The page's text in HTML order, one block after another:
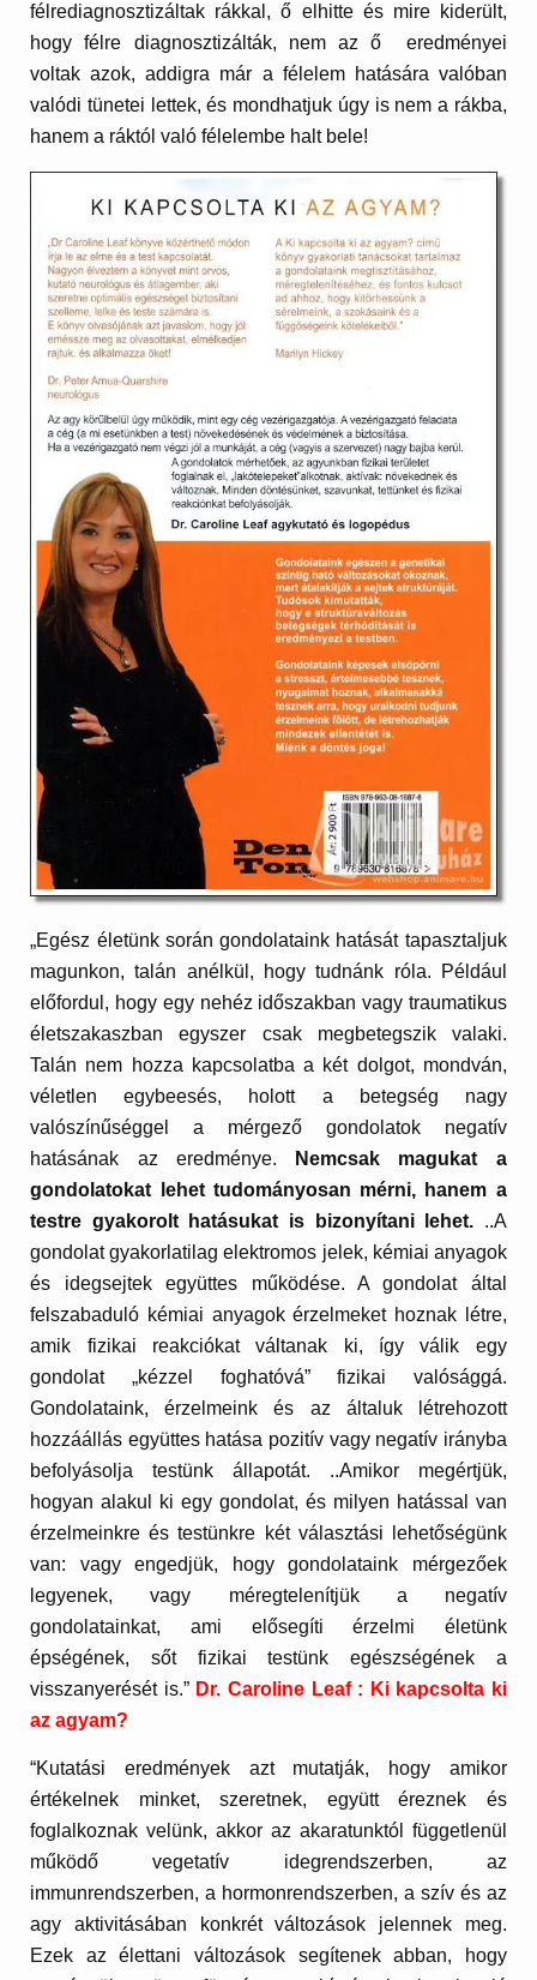
félrediagnosztizáltak rákkal, ő elhitte és mire kiderült,
hogy félre diagnosztizálták, nem az ő eredményei
voltak azok, addigra már a félelem hatására valóban
valódi tünetei lettek, és mondhatjuk úgy is nem a rákba,
hanem a ráktól való félelembe halt bele!
„Egész életünk során gondolataink hatását tapasztaljuk
magunkon, talán anélkül, hogy tudnánk róla. Például
előfordul, hogy egy nehéz időszakban vagy traumatikus
életszakaszban egyszer csak megbetegszik valaki.
Talán nem hozza kapcsolatba a két dolgot, mondván,
véletlen egybeesés, holott a betegség nagy
valószínűséggel a mérgező gondolatok negatív
hatásának az eredménye.
Nemcsak magukat a
gondolatokat lehet tudományosan mérni, hanem a
testre gyakorolt hatásukat is bizonyítani lehet. ..A
gondolat gyakorlatilag elektromos jelek, kémiai anyagok
és idegsejtek együttes működése. A gondolat által
felszabaduló kémiai anyagok érzelmeket hoznak létre,
amik fizikai reakciókat váltanak ki, így válik egy
gondolat „kézzel foghatóvá” fizikai valósággá.
Gondolataink, érzelmeink és az általuk létrehozott
hozzáállás együttes hatása pozitív vagy negatív irányba
befolyásolja testünk állapotát. ..Amikor megértjük,
hogyan alakul ki egy gondolat, és milyen hatással van
érzelmeinkre és testünkre két választási lehetőségünk
van: vagy engedjük, hogy gondolataink mérgezőek
legyenek, vagy méregtelenítjük a negatív
gondolatainkat, ami elősegíti érzelmi életünk
épségének, sőt fizikai testünk egészségének a
visszanyerését is.” Dr. Caroline Leaf : Ki kapcsolta ki
az agyam?
“Kutatási eredmények azt mutatják, hogy amikor
értékelnek minket, szeretnek, együtt éreznek és
foglalkoznak velünk, akkor az akaratunktól függetlenül
működő vegetatív idegrendszerben, az
immunrendszerben, a hormonrendszerben, a szív és az
agy aktivitásában konkrét változások jelennek meg.
Ezek az élettani változások segítenek abban, hogy